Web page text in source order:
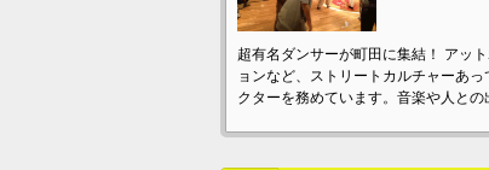
超有名ダンサーが町田に集結！ アッ
ョンなど、ストリートカルチャーあ
クターを務めています。音楽や人と